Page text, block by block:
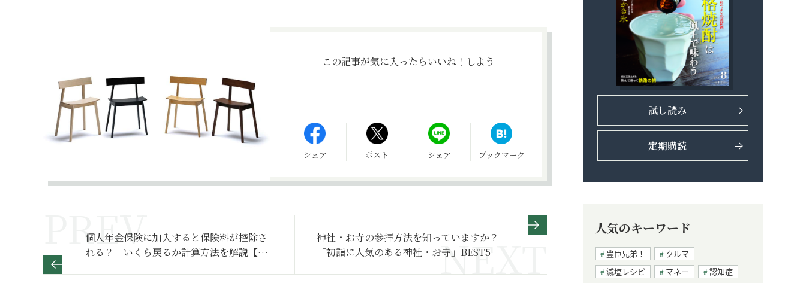
この記事が気に入ったらいいね！しよう
シェア ポスト シェア ブックマーク
個人年金保険に加入すると保険料が控除さ
れる？｜いくら戻るか計算方法を解説【お
神社・お寺の参拝方法を知っていますか？
「初詣に人気のある神社・お寺」BEST5
試し読み
定期購読
人気のキーワード
豊臣兄弟！
クルマ
減塩レシピ
マネー
認知症